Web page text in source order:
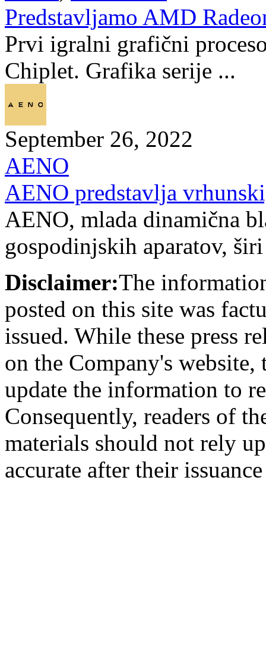
Predstavljamo AMD
Prvi igralni grafični
Chiplet. Grafika serije ...
September 26, 2022
AENO
AENO predstavlja
AENO, mlada dinamična
gospodinjskih aparatov,
Disclaimer:The
posted on this site was
issued. While these press
on the Company's website,
update the information to
Consequently, readers of
materials should not rely
accurate after their